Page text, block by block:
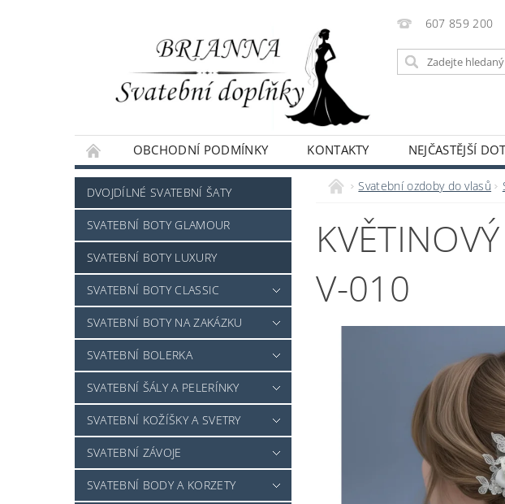
607 859 200
OBCHODNÍ PODMÍNKY KONTAKTY NEJČASTĚJŠÍ
NAPIŠTE NÁM
DVOJDÍLNÉ SVATEBNÍ ŠATY
SVATEBNÍ BOTY GLAMOUR
SVATEBNÍ BOTY LUXURY
SVATEBNÍ BOTY CLASSIC
SVATEBNÍ BOTY NA ZAKÁZKU
SVATEBNÍ BOLERKA
SVATEBNÍ ŠÁLY A PELERÍNKY
SVATEBNÍ KOŽÍŠKY A SVETRY
SVATEBNÍ ZÁVOJE
SVATEBNÍ BODY A KORZETY
Svatební ozdoby do vlasů
V-010